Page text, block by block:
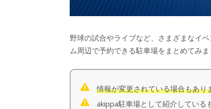
野球の試合やライブなど、さまざまなイ
ム周辺で予約できる駐車場をまとめてみま
情報が変更されている場合もあり
akippa駐車場として紹介している